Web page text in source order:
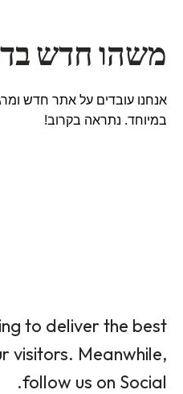
משהו חדש
אנחנו עובדים על אתר חדש
במיוחד. נתראה בקרוב!
to deliver the best
visitors. Meanwhile,
follow us on Social.